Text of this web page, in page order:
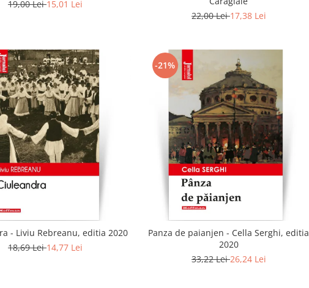
19,00 Lei15,01 Lei
22,00 Lei17,38 Lei
- Liviu Rebreanu, editia 2020
18,69 Lei14,77 Lei
-21%
Panza de paianjen - Cella Serghi, editia
2020
33,22 Lei26,24 Lei